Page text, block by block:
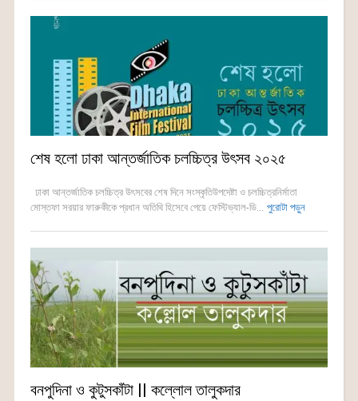
শেষ হলো ঢাকা আন্তর্জাতিক চলচ্চিত্র উৎসব ২০২৫
ঢাকা আন্তর্জাতিক চলচ্চিত্র উৎসবের শেষ দিনে সংস্কৃতিউপদেষ্টা ও চলচ্চিত্রনির্মাতা
মোস্তফা সরয়ার ফারুকীকে প্রধান অতিথি হিসেবে পেয়ে ফেস্টিভ্যাল-ডি... পুরোটা পড়ুন
বনপুদিনা ও কুটুসকাঁটা || কল্লোল তালুকদার